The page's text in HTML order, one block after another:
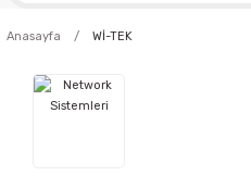
Anasayfa Wİ-TEK